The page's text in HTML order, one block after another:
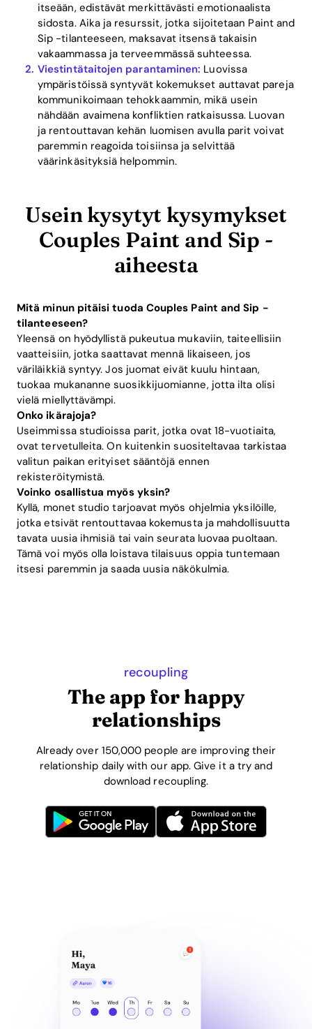
itseään, edistävät merkittävästi emotionaalista
sidosta. Aika ja resurssit, jotka sijoitetaan Paint and
Sip -tilanteeseen, maksavat itsensä takaisin
vakaammassa ja terveemmässä suhteessa.
Viestintätaitojen parantaminen: Luovissa
ympäristöissä syntyvät kokemukset auttavat pareja
kommunikoimaan tehokkaammin, mikä usein
nähdään avaimena konfliktien ratkaisussa. Luovan
ja rentouttavan kehän luomisen avulla parit voivat
paremmin reagoida toisiinsa ja selvittää
väärinkäsityksiä helpommin.
Usein kysytyt kysymykset
Couples Paint and Sip -
aiheesta
Mitä minun pitäisi tuoda Couples Paint and Sip -
tilanteeseen?
Yleensä on hyödyllistä pukeutua mukaviin, taiteellisiin
vaatteisiin, jotka saattavat mennä likaiseen, jos
väriläikkiä syntyy. Jos juomat eivät kuulu hintaan,
tuokaa mukananne suosikkijuomianne, jotta ilta olisi
vielä miellyttävämpi.
Onko ikärajoja?
Useimmissa studioissa parit, jotka ovat 18-vuotiaita,
ovat tervetulleita. On kuitenkin suositeltavaa tarkistaa
valitun paikan erityiset sääntöjä ennen
rekisteröitymistä.
Voinko osallistua myös yksin?
Kyllä, monet studio tarjoavat myös ohjelmia yksilöille,
jotka etsivät rentouttavaa kokemusta ja mahdollisuutta
tavata uusia ihmisiä tai vain seurata luovaa puoltaan.
Tämä voi myös olla loistava tilaisuus oppia tuntemaan
itsesi paremmin ja saada uusia näkökulmia.
recoupling
The app for happy
relationships
Already over 150,000 people are improving their
relationship daily with our app. Give it a try and
download recoupling.